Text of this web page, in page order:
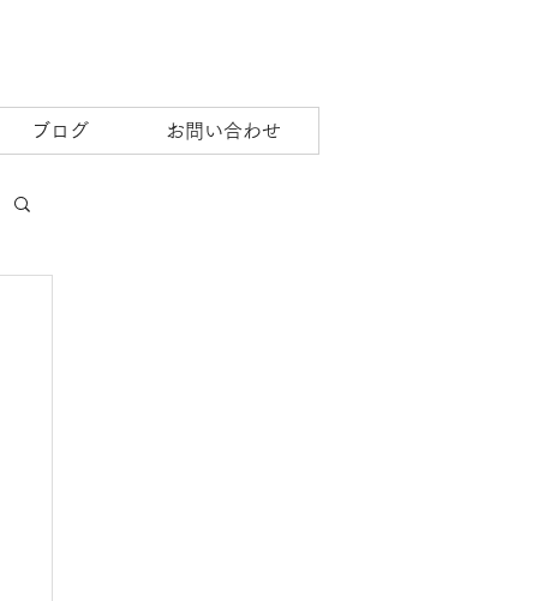
ブログ お問い合わせ